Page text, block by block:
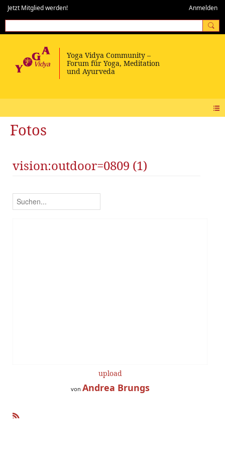
Jetzt Mitglied werden! Anmelden
Fotos
vision:outdoor=0809 (1)
upload
von Andrea Brungs